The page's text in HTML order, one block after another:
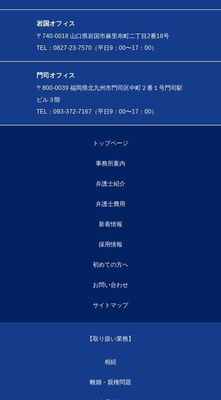
岩国オフィス
〒740-0018 山口県岩国市麻里布町二丁目2番18号
TEL：0827-23-7570（平日9：00〜17：00）
門司オフィス
〒800-0039 福岡県北九州市門司区中町２番１号門司駅
ビル３階
TEL：093-372-7167（平日9：00〜17：00）
トップページ
事務所案内
弁護士紹介
弁護士費用
新着情報
採用情報
初めての方へ
お問い合わせ
サイトマップ
【取り扱い業務】
相続
離婚・親権問題